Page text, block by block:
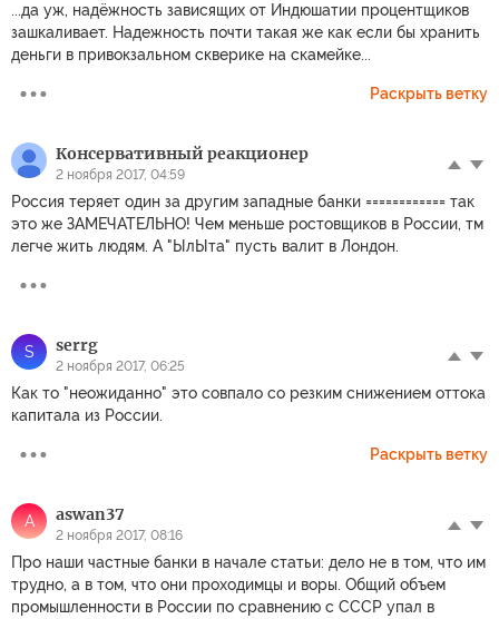
...да уж, надёжность зависящих от Индюшатии процентщиков
зашкаливает. Надежность почти такая же как если бы хранить
деньги в привокзальном скверике на скамейке...
Раскрыть ветку
Консервативный реакционер
2 ноября 2017, 04:59
Россия теряет один за другим западные банки ============ так
это же ЗАМЕЧАТЕЛЬНО! Чем меньше ростовщиков в России, тм
легче жить людям. А "ЫлЫта" пусть валит в Лондон.
S serrg
2 ноября 2017, 06:25
Как то "неожиданно" это совпало со резким снижением оттока
капитала из России.
Раскрыть ветку
A aswan37
2 ноября 2017, 08:16
Про наши частные банки в начале статьи: дело не в том, что им
трудно, а в том, что они проходимцы и воры. Общий объем
промышленности в России по сравнению с СССР упал в